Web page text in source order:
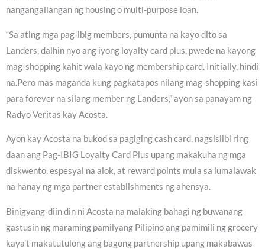
nangangailangan ng housing o multi-purpose loan.
“Sa ating mga pag-ibig members, pumunta na kayo dito sa
Landers, dalhin nyo ang iyong loyalty card plus, pwede na kayong
mag-shopping kahit wala kayo ng membership card. Initially, hindi
na.Pero mas maganda kung pagkatapos nilang mag-shopping kasi
para forever na silang member ng Landers,” ayon sa panayam ng
Radyo Veritas kay Acosta.
Ayon kay Acosta na bukod sa pagiging cash card, nagsisilbi ring
daan ang Pag-IBIG Loyalty Card Plus upang makakuha ng mga
diskwento, espesyal na alok, at reward points mula sa lumalawak
na hanay ng mga partner establishments ng ahensya.
Binigyang-diin din ni Acosta na malaking bahagi ng buwanang
gastusin ng maraming pamilyang Pilipino ang pamimili ng grocery
kaya’t makatutulong ang bagong partnership upang makabawas